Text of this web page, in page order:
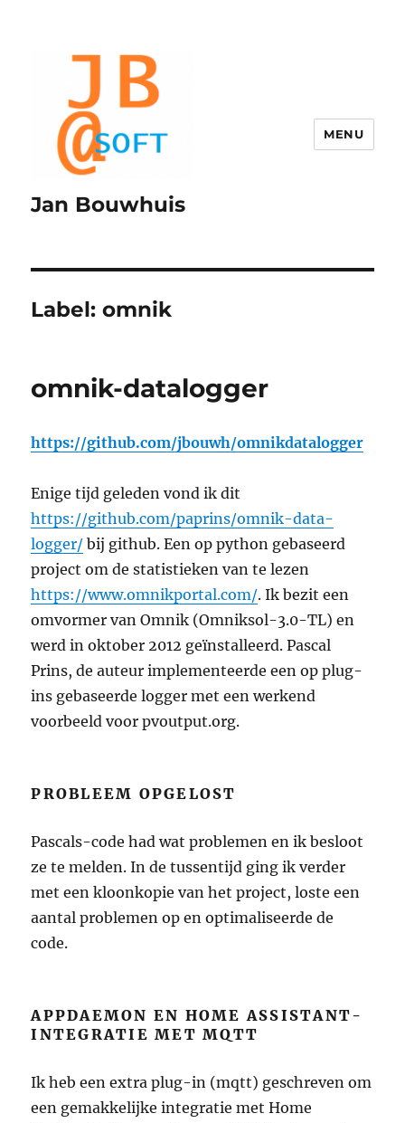
Jan Bouwhuis
MENU
Label:omnik
omnik-datalogger
https://github.com/jbouwh/omnikdatalogger
Enige tijd geleden vond ik dit
https://github.com/paprins/omnik-data-
logger/ bij github. Een op python gebaseerd
project om de statistieken van te lezen
https://www.omnikportal.com/. Ik bezit een
omvormer van Omnik (Omniksol-3.0-TL) en
werd in oktober 2012 geïnstalleerd. Pascal
Prins, de auteur implementeerde een op plug-
ins gebaseerde logger met een werkend
voorbeeld voor pvoutput.org.
PROBLEEM OPGELOST
Pascals-code had wat problemen en ik besloot
ze te melden. In de tussentijd ging ik verder
met een kloonkopie van het project, loste een
aantal problemen op en optimaliseerde de
code.
APPDAEMON EN HOME ASSISTANT-
INTEGRATIE MET MQTT
Ik heb een extra plug-in (mqtt) geschreven om
een gemakkelijke integratie met Home